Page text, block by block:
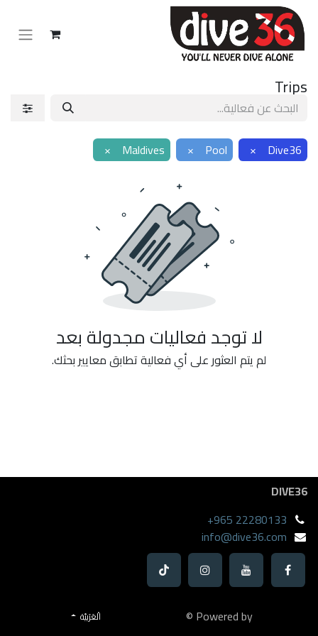
Trips
Dive36
×
Pool
×
Maldives
×
لا توجد فعاليات مجدولة بعد
لم يتم العثور على أي فعالية تطابق معايير بحثك.
DIVE36
+965 22280133
info@dive36.com
Powered by © الْعَرَبيّة